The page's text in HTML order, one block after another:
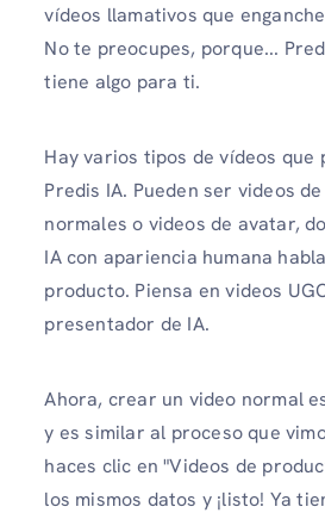
vídeos llamativos que
No te preocupes, porque...
tiene algo para ti.
Hay varios tipos de vídeos que
Predis IA. Pueden ser videos
normales o videos de avatar,
IA con apariencia humana
producto. Piensa en videos
presentador de IA.
Ahora, crear un video normal
y es similar al proceso que
haces clic en "Videos de
los mismos datos y ¡listo! Ya